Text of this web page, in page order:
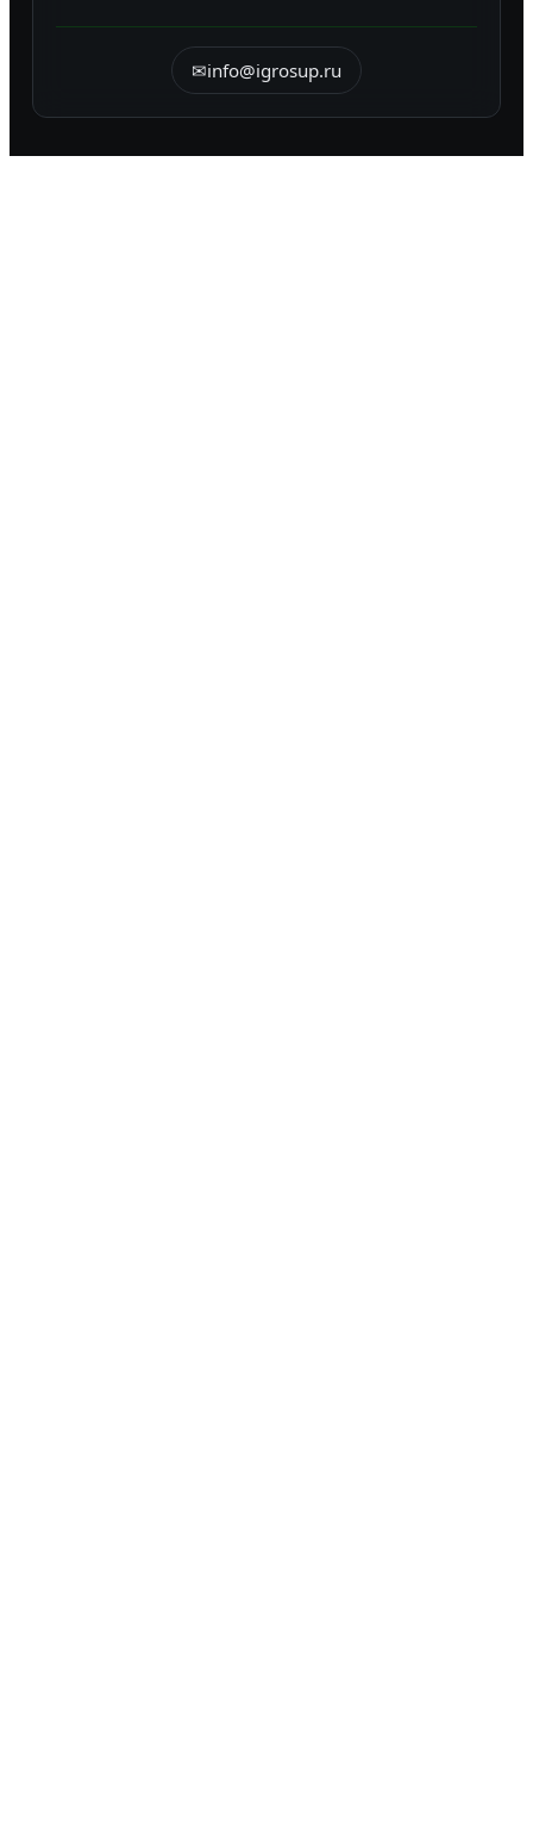
✉info@igrosup.ru